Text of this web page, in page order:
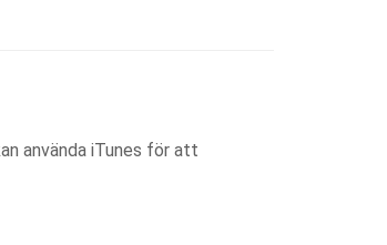
använda iTunes för att